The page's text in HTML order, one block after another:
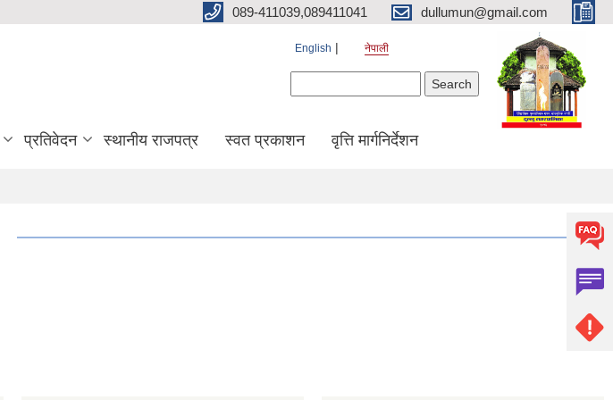
089-411039,089411041 dullumun@gmail.com
English नेपाली
प्रतिवेदन स्थानीय राजपत्र स्वत प्रकाशन वृत्ति मार्गनिर्देशन